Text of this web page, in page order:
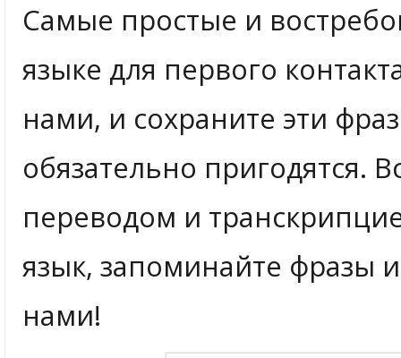
Самые простые и
языке для первого
нами, и сохраните эти
обязательно пригодятся.
переводом и
язык, запоминайте фразы
нами!